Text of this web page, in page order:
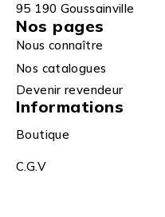
95 190 Goussainville
Nos pages
Nous connaître
Nos catalogues
Devenir revendeur
Informations
Boutique
C.G.V